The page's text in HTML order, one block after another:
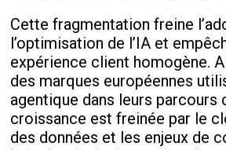
Cette fragmentation freine
l’optimisation de l’IA et
expérience client homogène.
des marques européennes
agentique dans leurs parcours
croissance est freinée par le
des données et les enjeux de